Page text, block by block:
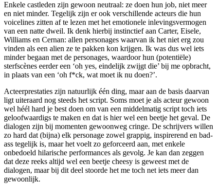
Enkele castleden zijn gewoon neutraal: ze doen hun job, niet meer
en niet minder. Tegelijk zijn er ook verschillende acteurs die hun
voicelines zitten af te lezen met het emotionele inlevingsvermogen
van een natte dweil. Ik denk hierbij instinctief aan Carter, Eisele,
Williams en Cernan: allen personages waarvan ik het niet erg zou
vinden als een alien ze te pakken kon krijgen. Ik was dus wel iets
minder begaan met de personages, waardoor hun (potentiële)
sterfscènes eerder een ‘oh yes, eindelijk zwijgt die’ bij me opbracht,
in plaats van een ‘oh f*ck, wat moet ik nu doen?’.
Acteerprestaties zijn natuurlijk één ding, maar aan de basis daarvan
ligt uiteraard nog steeds het script. Soms moet je als acteur gewoon
wel héél hard je best doen om van een middelmatig script toch iets
geloofwaardigs te maken en dat is hier wel een beetje het geval. De
dialogen zijn bij momenten gewoonweg cringe. De schrijvers willen
zo hard dat (bijna) elk personage zowel grappig, inspirerend en bad-
ass tegelijk is, maar het voelt zo geforceerd aan, met enkele
onbedoeld hilarische performances als gevolg. Je kan dan zeggen
dat deze reeks altijd wel een beetje cheesy is geweest met de
dialogen, maar bij dit deel stoorde het me toch net iets meer dan
gewoonlijk.